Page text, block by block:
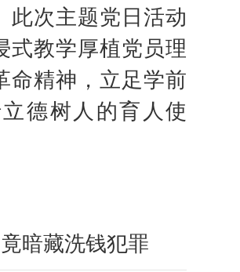
此次主题党日活动
式教学厚植党员理
命精神，立足学前
德树人的育人使
暗藏洗钱犯罪